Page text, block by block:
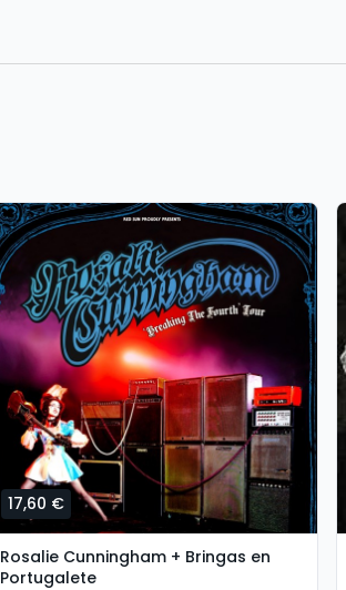
17,60 €
Rosalie Cunningham + Bringas en
Portugalete